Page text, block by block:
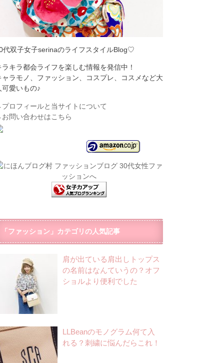
代双子女子serinaのライフスタイルBlog♡
ラキラ都会ライフを楽しむ情報を発信中！
ャラモノ、ファッション、コスプレ、コスメなど大
可愛いもの♪
プロフィールと当サイトについて
お問い合わせはこちら
「ファッション」カテゴリの人気記事
肩が出ている肩出しトップス
の名前はなんていうの？オフ
ショルより便利でした
LLBeanのモノグラム何て入
れる？刺繍に悩んだらこれ！